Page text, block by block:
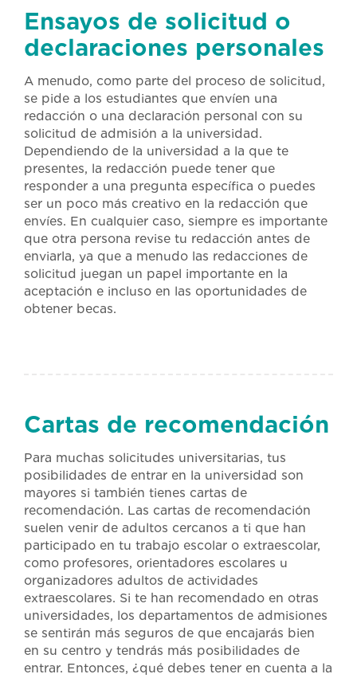
Ensayos de solicitud o
declaraciones personales
A menudo, como parte del proceso de solicitud,
se pide a los estudiantes que envíen una
redacción o una declaración personal con su
solicitud de admisión a la universidad.
Dependiendo de la universidad a la que te
presentes, la redacción puede tener que
responder a una pregunta específica o puedes
ser un poco más creativo en la redacción que
envíes. En cualquier caso, siempre es importante
que otra persona revise tu redacción antes de
enviarla, ya que a menudo las redacciones de
solicitud juegan un papel importante en la
aceptación e incluso en las oportunidades de
obtener becas.
Cartas de recomendación
Para muchas solicitudes universitarias, tus
posibilidades de entrar en la universidad son
mayores si también tienes cartas de
recomendación. Las cartas de recomendación
suelen venir de adultos cercanos a ti que han
participado en tu trabajo escolar o extraescolar,
como profesores, orientadores escolares u
organizadores adultos de actividades
extraescolares. Si te han recomendado en otras
universidades, los departamentos de admisiones
se sentirán más seguros de que encajarás bien
en su centro y tendrás más posibilidades de
entrar. Entonces, ¿qué debes tener en cuenta a la